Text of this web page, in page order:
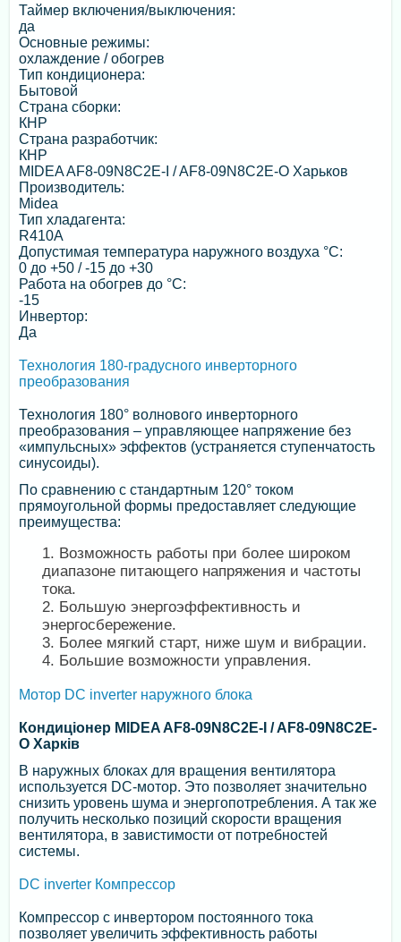
Таймер включения/выключения:
да
Основные режимы:
охлаждение / обогрев
Тип кондиционера:
Бытовой
Страна сборки:
КНР
Страна разработчик:
КНР
MIDEA AF8-09N8C2E-I / AF8-09N8C2E-O Харьков
Производитель:
Midea
Тип хладагента:
R410A
Допустимая температура наружного воздуха °С:
0 до +50 / -15 до +30
Работа на обогрев до °С:
-15
Инвертор:
Да
Технология 180-градусного инверторного
преобразования
Технология 180° волнового инверторного
преобразования – управляющее напряжение без
«импульсных» эффектов (устраняется ступенчатость
синусоиды).
По сравнению с стандартным 120° током
прямоугольной формы предоставляет следующие
преимущества:
Возможность работы при более широком
диапазоне питающего напряжения и частоты
тока.
Большую энергоэффективность и
энергосбережение.
Более мягкий старт, ниже шум и вибрации.
Большие возможности управления.
Мотор DC inverter наружного блока
Кондиціонер MIDEA AF8-09N8C2E-I / AF8-09N8C2E-
O Харків
В наружных блоках для вращения вентилятора
используется DC-мотор. Это позволяет значительно
снизить уровень шума и энергопотребления. А так же
получить несколько позиций скорости вращения
вентилятора, в завистимости от потребностей
системы.
DC inverter Компрессор
Компрессор с инвертором постоянного тока
позволяет увеличить эффективность работы